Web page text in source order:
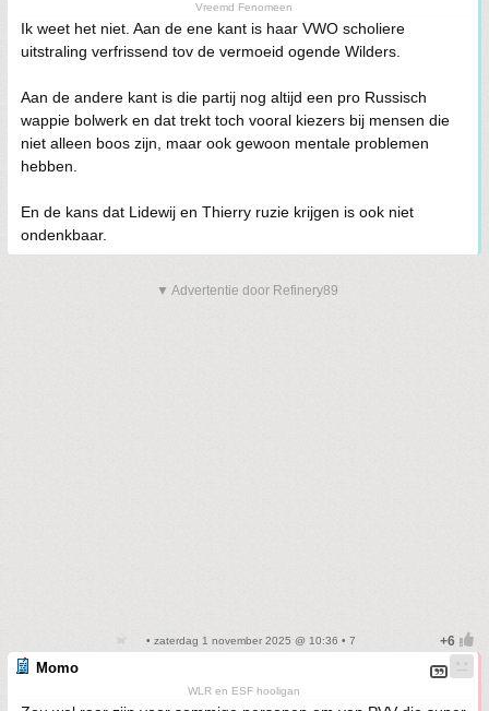
Vreemd Fenomeen
Ik weet het niet. Aan de ene kant is haar VWO scholiere
uitstraling verfrissend tov de vermoeid ogende Wilders.
Aan de andere kant is die partij nog altijd een pro Russisch
wappie bolwerk en dat trekt toch vooral kiezers bij mensen die
niet alleen boos zijn, maar ook gewoon mentale problemen
hebben.
En de kans dat Lidewij en Thierry ruzie krijgen is ook niet
ondenkbaar.
▼ Advertentie door Refinery89
• zaterdag 1 november 2025 @ 10:36 • 7
Momo
WLR en ESF hooligan